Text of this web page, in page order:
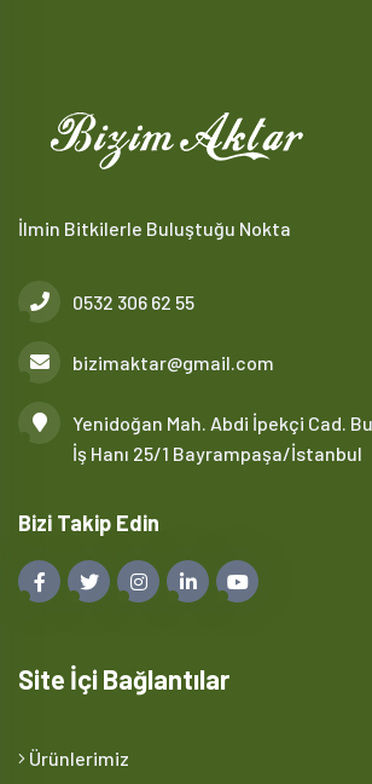
İlmin Bitkilerle Buluştuğu Nokta
0532 306 62 55
bizimaktar@gmail.com
Yenidoğan Mah. Abdi İpekçi Cad.
İş Hanı 25/1 Bayrampaşa/İstanbul
Bizi Takip Edin
Site İçi Bağlantılar
Ürünlerimiz